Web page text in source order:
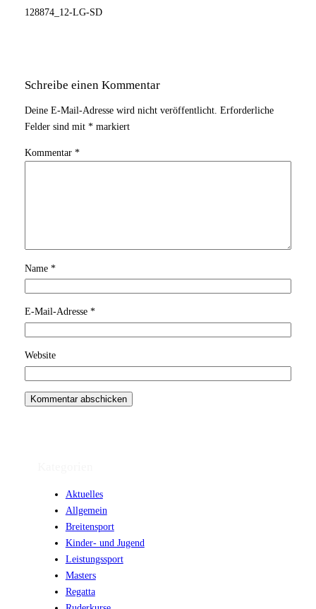
128874_12-LG-SD
Schreibe einen Kommentar
Deine E-Mail-Adresse wird nicht veröffentlicht. Erforderliche
Felder sind mit *markiert
Kommentar *
Name *
E-Mail-Adresse *
Website
Aktuelles
Allgemein
Breitensport
Kinder- und Jugend
Leistungssport
Masters
Regatta